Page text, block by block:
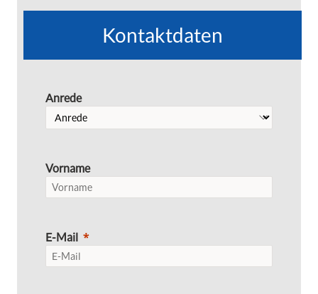
Kontaktdaten
Anrede
Vorname
E-Mail